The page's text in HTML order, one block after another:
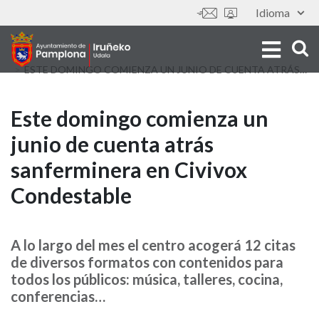
to
main
content
Idioma
Tools
Este
domingo
comienza
un
junio
de
cuenta
Este domingo comienza un
junio de cuenta atrás
sanferminera en Civivox
Condestable
A lo largo del mes el centro acogerá 12 citas
de diversos formatos con contenidos para
todos los públicos: música, talleres, cocina,
conferencias…